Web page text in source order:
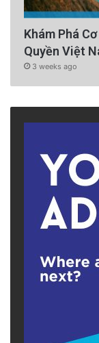
Khám Phá
Quyền Việt
3 weeks ago